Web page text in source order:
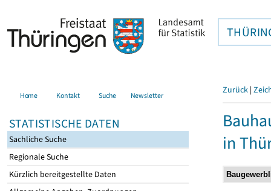
Home Kontakt Suche Newsletter
STATISTISCHE DATEN
Sachliche Suche
Regionale Suche
Kürzlich bereitgestellte Daten
Zurück |
in